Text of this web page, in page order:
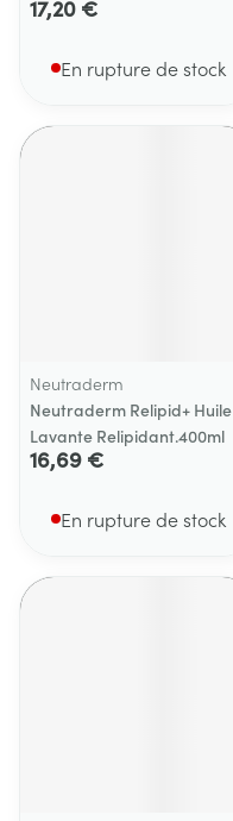
17,20 €
En rupture de stock
Neutraderm
Neutraderm Relipid+ Huile
Lavante Relipidant.400ml
16,69 €
En rupture de stock